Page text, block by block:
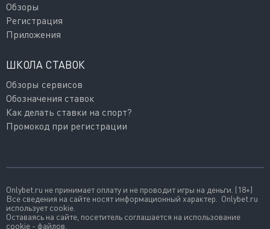
Обзоры
Регистрация
Приложения
ШКОЛА СТАВОК
Обзоры сервисов
Обозначения ставок
Как делать ставки на спорт?
Промокод при регистрации
Onlybet.ru не принимает оплату и не проводит игры на деньги. (18+)
Все сведения на сайте носят информационный характер. Onlybet.ru
использует cookie.
Оставаясь на сайте, посетитель соглашается на использование
cookie - файлов.